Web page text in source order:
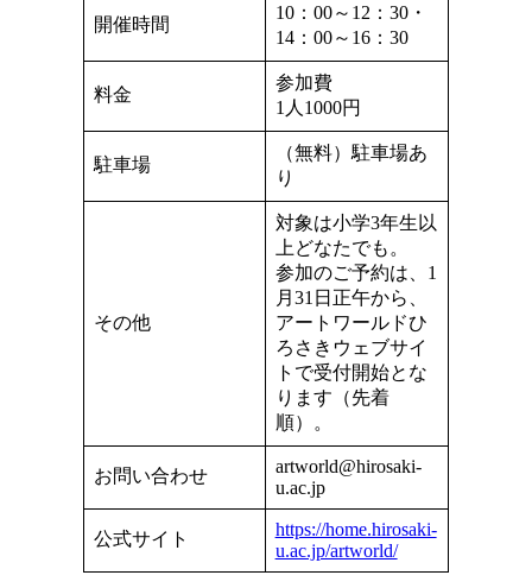
開催時間
10：00～12：30・
14：00～16：30
料金
参加費
1人1000円
駐車場
（無料）駐車場あ
り
その他
対象は小学3年生以
上どなたでも。
参加のご予約は、1
月31日正午から、
アートワールドひ
ろさきウェブサイ
トで受付開始とな
ります（先着
順）。
お問い合わせ
artworld@hirosaki-
u.ac.jp
公式サイト
https://home.hirosaki-
u.ac.jp/artworld/